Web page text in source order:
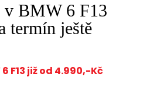
v BMW 6 F13
termín ještě
F13 již od 4.990,-Kč